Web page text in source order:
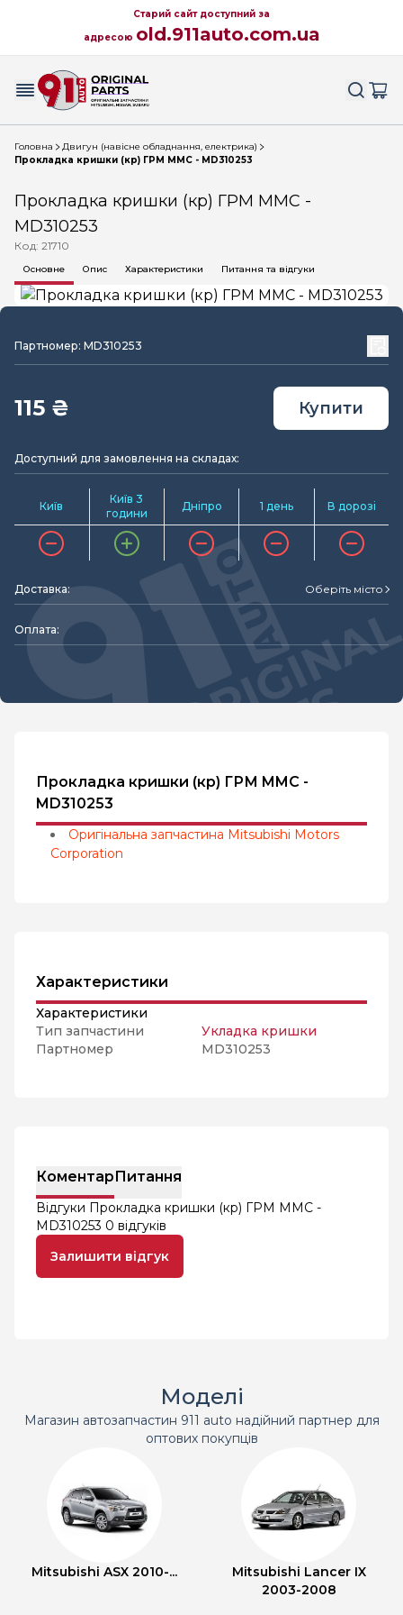
Старий сайт доступний за
адресою old.911auto.com.ua
Головна
Двигун (навісне обладнання, електрика)
Прокладка кришки (кр) ГРМ MMC - MD310253
Прокладка кришки (кр) ГРМ MMC -
MD310253
Код: 21710
Основне Опис Характеристики Питання та відгуки
Партномер: MD310253
115 ₴ Купити
Доступний для замовлення на складах:
Київ
Київ 3
години
Дніпро 1 день В дорозі
Доставка: Оберіть місто
Оплата:
Прокладка кришки (кр) ГРМ MMC -
MD310253
Оригінальна запчастина Mitsubishi Motors
Corporation
Характеристики
Характеристики
Тип запчастини
Укладка кришки
Партномер
MD310253
КоментарПитання
Відгуки Прокладка кришки (кр) ГРМ MMC -
MD310253 0 відгуків
Залишити відгук
Моделі
Магазин автозапчастин 911 auto надійний партнер для
оптових покупців
Mitsubishi ASX 2010-...
Mitsubishi Lancer IX
2003-2008